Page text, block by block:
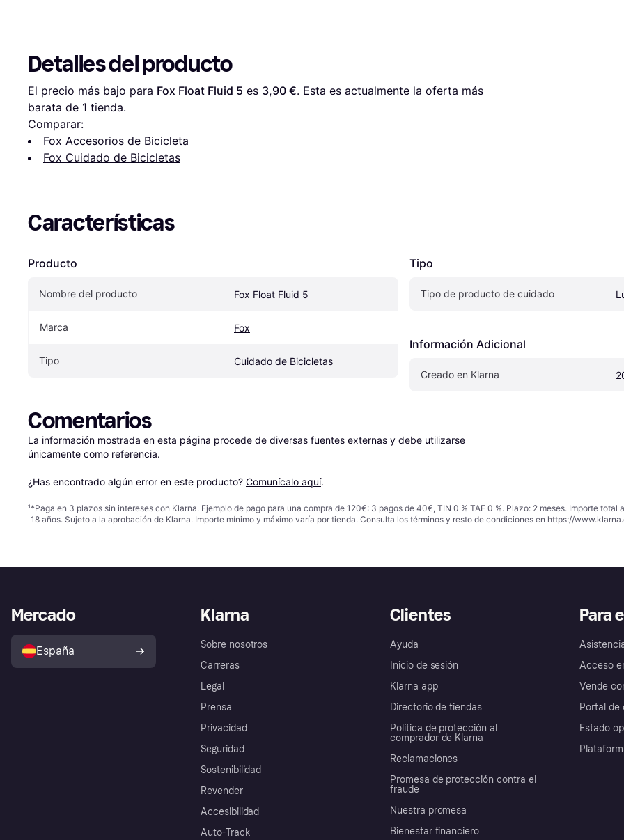
Detalles del producto
El precio más bajo para Fox Float Fluid 5 es 3,90 €. Esta es actualmente la oferta más
barata de 1 tienda.
Comparar:
Fox Accesorios de Bicicleta
Fox Cuidado de Bicicletas
Características
Producto
Nombre del producto Fox Float Fluid 5
Marca Fox
Tipo Cuidado de Bicicletas
Tipo
Tipo de producto de cuidado
Información Adicional
Creado en Klarna
Comentarios
La información mostrada en esta página procede de diversas fuentes externas y debe utilizarse
únicamente como referencia.
¿Has encontrado algún error en este producto? Comunícalo aquí.
¹*Paga en 3 plazos sin intereses con Klarna. Ejemplo de pago para una compra de 120€: 3 pagos de 40€, TIN 0 % TAE 0 %. Plazo: 2 meses. Importe
18 años. Sujeto a la aprobación de Klarna. Importe mínimo y máximo varía por tienda. Consulta los términos y resto de condiciones en https://
Klarna
Sobre nosotros
Carreras
Legal
Prensa
Privacidad
Seguridad
Sostenibilidad
Revender
Accesibilidad
Auto-Track
Clientes
Ayuda
Inicio de sesión
Klarna app
Directorio de tiendas
Política de protección al
comprador de Klarna
Reclamaciones
Promesa de protección contra el
fraude
Nuestra promesa
Bienestar financiero
Para
Acceso
Vende
Portal de
Estado
Mercado
España